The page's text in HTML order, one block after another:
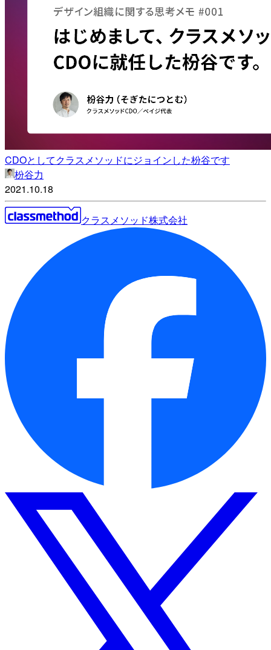
CDOとしてクラスメソッドにジョインした枌谷です
枌谷力
2021.10.18
クラスメソッド株式会社